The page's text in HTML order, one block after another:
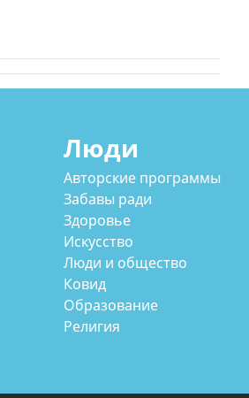
Люди
Авторские программы
Забавы ради
Здоровье
Искусство
Люди и общество
Ковид
Образование
Религия